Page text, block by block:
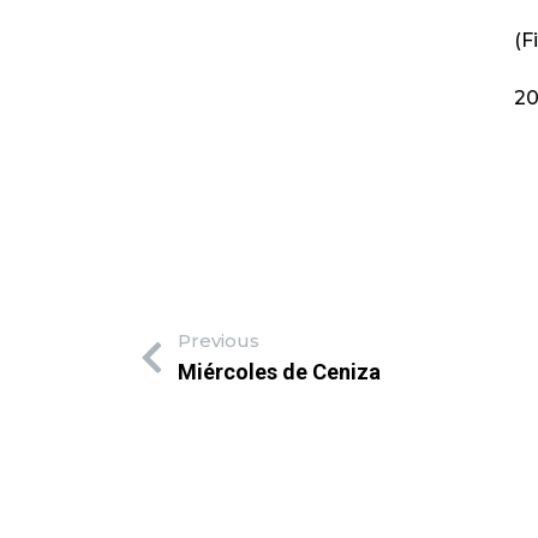
Previous
Miércoles de Ceniza